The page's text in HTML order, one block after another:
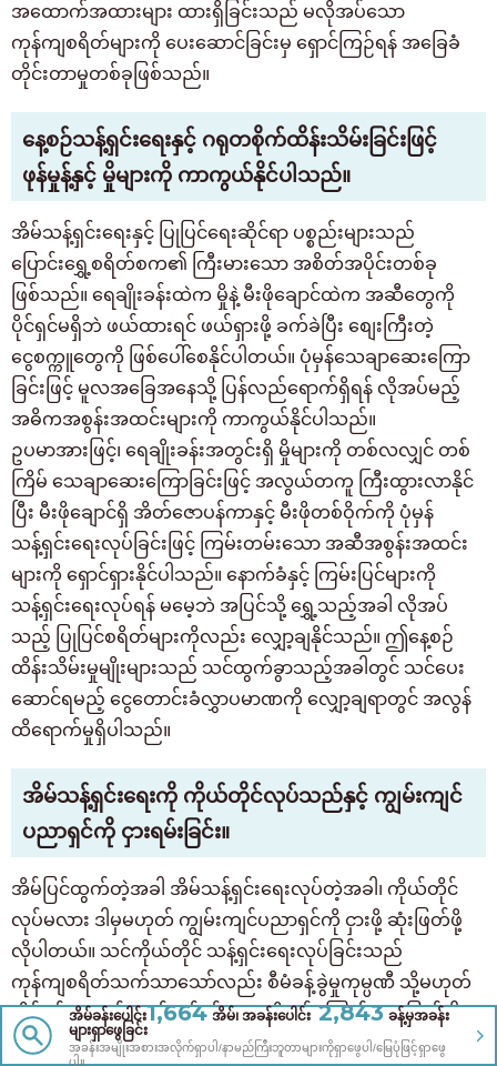
အထောက်အထားများ ထားရှိခြင်းသည် မလိုအပ်သော
ကုန်ကျစရိတ်များကို ပေးဆောင်ခြင်းမှ ရှောင်ကြဉ်ရန် အခြေခံ
တိုင်းတာမှုတစ်ခုဖြစ်သည်။
နေ့စဉ်သန့်ရှင်းရေးနှင့် ဂရုတစိုက်ထိန်းသိမ်းခြင်းဖြင့်
ဖုန်မှုန့်နှင့် မှိုများကို ကာကွယ်နိုင်ပါသည်။
အိမ်သန့်ရှင်းရေးနှင့် ပြုပြင်ရေးဆိုင်ရာ ပစ္စည်းများသည်
ပြောင်းရွှေ့စရိတ်စက၏ ကြီးမားသော အစိတ်အပိုင်းတစ်ခု
ဖြစ်သည်။ ရေချိုးခန်းထဲက မှိုနဲ့ မီးဖိုချောင်ထဲက အဆီတွေကို
ပိုင်ရှင်မရှိဘဲ ဖယ်ထားရင် ဖယ်ရှားဖို့ ခက်ခဲပြီး စျေးကြီးတဲ့
ငွေစက္ကူတွေကို ဖြစ်ပေါ်စေနိုင်ပါတယ်။ ပုံမှန်သေချာဆေးကြော
ခြင်းဖြင့် မူလအခြေအနေသို့ ပြန်လည်ရောက်ရှိရန် လိုအပ်မည့်
အဓိကအစွန်းအထင်းများကို ကာကွယ်နိုင်ပါသည်။
ဥပမာအားဖြင့်၊ ရေချိုးခန်းအတွင်းရှိ မှိုများကို တစ်လလျှင် တစ်
ကြိမ် သေချာဆေးကြောခြင်းဖြင့် အလွယ်တကူ ကြီးထွားလာနိုင်
ပြီး မီးဖိုချောင်ရှိ အိတ်ဇောပန်ကာနှင့် မီးဖိုတစ်ဝိုက်ကို ပုံမှန်
သန့်ရှင်းရေးလုပ်ခြင်းဖြင့် ကြမ်းတမ်းသော အဆီအစွန်းအထင်း
များကို ရှောင်ရှားနိုင်ပါသည်။ နောက်ခံနှင့် ကြမ်းပြင်များကို
သန့်ရှင်းရေးလုပ်ရန် မမေ့ဘဲ အပြင်သို့ ရွှေ့သည့်အခါ လိုအပ်
သည့် ပြုပြင်စရိတ်များကိုလည်း လျှော့ချနိုင်သည်။ ဤနေ့စဉ်
ထိန်းသိမ်းမှုမျိုးများသည် သင်ထွက်ခွာသည့်အခါတွင် သင်ပေး
ဆောင်ရမည့် ငွေတောင်းခံလွှာပမာဏကို လျှော့ချရာတွင် အလွန်
ထိရောက်မှုရှိပါသည်။
အိမ်သန့်ရှင်းရေးကို ကိုယ်တိုင်လုပ်သည်နှင့် ကျွမ်းကျင်
ပညာရှင်ကို ငှားရမ်းခြင်း။
အိမ်ပြင်ထွက်တဲ့အခါ အိမ်သန့်ရှင်းရေးလုပ်တဲ့အခါ၊ ကိုယ်တိုင်
လုပ်မလား ဒါမှမဟုတ် ကျွမ်းကျင်ပညာရှင်ကို ငှားဖို့ ဆုံးဖြတ်ဖို့
လိုပါတယ်။ သင်ကိုယ်တိုင် သန့်ရှင်းရေးလုပ်ခြင်းသည်
ကုန်ကျစရိတ်သက်သာသော်လည်း စီမံခန့်ခွဲမှုကုမ္ပဏီ သို့မဟုတ်
အိမ်ရှင်က ကျွမ်းကျင်သန့်ရှင်းရေး လိုအပ်ကြောင်း ဆုံးဖြတ်ပါက
သန့်ရှင်းရေးဝန်ဆောင်မှုအတွက် ကောက်ခံခြင်းခံရနိုင်သည်။
အိမ်ခန်းပေါင်း1,664 အိမ်၊ အခန်းပေါင်း 2,843 ခန့်မှအခန်း
များရှာဖွေခြင်း
အခန်းအမျိုးအစားအလိုက်ရှာပါ/နာမည်ကြီးဘူတာများကိုရှာဖွေပါ/မြေပုံဖြင့်ရှာဖွေ
ပါ။